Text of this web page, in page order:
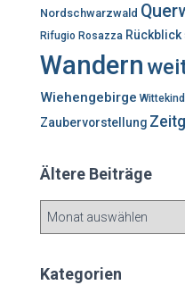
Nordschwarzwald
Rifugio Rosazza Rückblick
Wandern
Wiehengebirge
Zaubervorstellung
Ältere Beiträge
e
Kategorien